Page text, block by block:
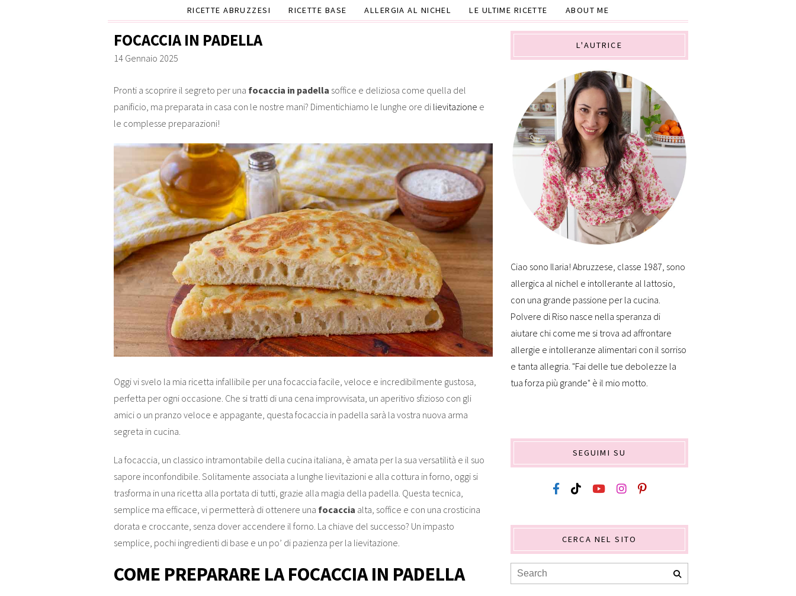
RICETTE ABRUZZESI
RICETTE BASE ALLERGIA AL NICHEL LE ULTIME RICETTE ABOUT ME
FOCACCIA IN PADELLA
14 Gennaio 2025
Pronti a scoprire il segreto per una focaccia in padella soffice e deliziosa come quella del
panificio, ma preparata in casa con le nostre mani? Dimentichiamo le lunghe ore di lievitazione e
le complesse preparazioni!
Oggi vi svelo la mia ricetta infallibile per una focaccia facile, veloce e incredibilmente gustosa,
perfetta per ogni occasione. Che si tratti di una cena improvvisata, un aperitivo sfizioso con gli
amici o un pranzo veloce e appagante, questa focaccia in padella sarà la vostra nuova arma
segreta in cucina.
La focaccia, un classico intramontabile della cucina italiana, è amata per la sua versatilità e il suo
sapore inconfondibile. Solitamente associata a lunghe lievitazioni e alla cottura in forno, oggi si
trasforma in una ricetta alla portata di tutti, grazie alla magia della padella. Questa tecnica,
semplice ma efficace, vi permetterà di ottenere una focaccia alta, soffice e con una crosticina
dorata e croccante, senza dover accendere il forno. La chiave del successo? Un impasto
semplice, pochi ingredienti di base e un po’ di pazienza per la lievitazione.
COME PREPARARE LA FOCACCIA IN PADELLA
L'AUTRICE
Ciao sono Ilaria! Abruzzese, classe 1987, sono
allergica al nichel e intollerante al lattosio,
con una grande passione per la cucina.
Polvere di Riso nasce nella speranza di
aiutare chi come me si trova ad affrontare
allergie e intolleranze alimentari con il sorriso
e tanta allegria. "Fai delle tue debolezze la
tua forza più grande" è il mio motto.
SEGUIMI SU
CERCA NEL SITO